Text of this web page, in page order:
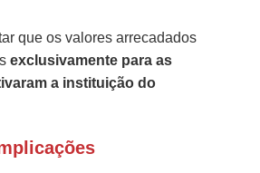
que os valores arrecadados
exclusivamente para as
a instituição do